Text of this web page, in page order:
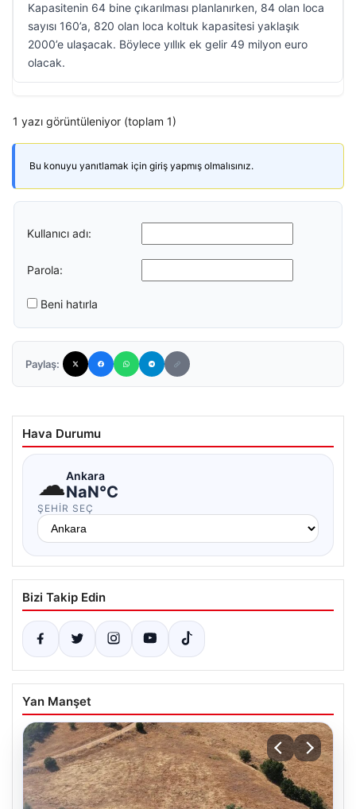
Kapasitenin 64 bine çıkarılması planlanırken, 84 olan loca
sayısı 160’a, 820 olan loca koltuk kapasitesi yaklaşık
2000’e ulaşacak. Böylece yıllık ek gelir 49 milyon euro
olacak.
1 yazı görüntüleniyor (toplam 1)
Bu konuyu yanıtlamak için giriş yapmış olmalısınız.
Kullanıcı adı:
Parola:
Beni hatırla
Paylaş:
Hava Durumu
☁Ankara
NaN°C
ŞEHIR SEÇ
Bizi Takip Edin
Yan Manşet